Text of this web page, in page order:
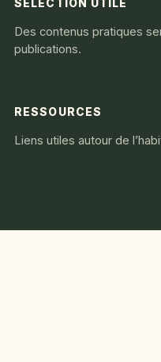
SÉLECTION UTILE
Des contenus pratiques
publications.
RESSOURCES
Liens utiles autour de